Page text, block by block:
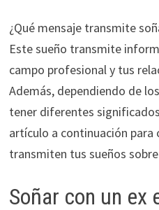
¿Qué mensaje transmite
Este sueño transmite
campo profesional y tus
Además, dependiendo de
tener diferentes
artículo a continuación para
transmiten tus sueños
Soñar con un ex